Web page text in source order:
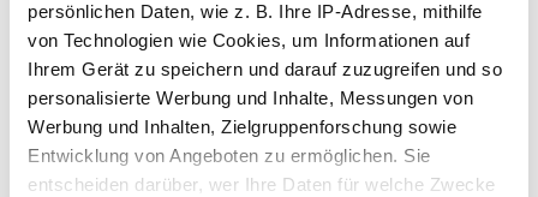
persönlichen Daten, wie z. B. Ihre IP-Adresse, mithilfe
von Technologien wie Cookies, um Informationen auf
Ihrem Gerät zu speichern und darauf zuzugreifen und so
personalisierte Werbung und Inhalte, Messungen von
Werbung und Inhalten, Zielgruppenforschung sowie
Entwicklung von Angeboten zu ermöglichen. Sie
entscheiden darüber, wer Ihre Daten für welche Zwecke
Eigenschaften
Hersteller